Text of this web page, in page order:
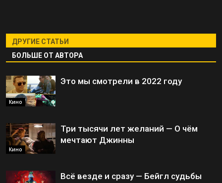
ДРУГИЕ СТАТЬИ
БОЛЬШЕ ОТ АВТОРА
Кино
Это мы смотрели в 2022 году
Кино
Три тысячи лет желаний — О чём
мечтают Джинны
Всё везде и сразу — Бейгл судьбы